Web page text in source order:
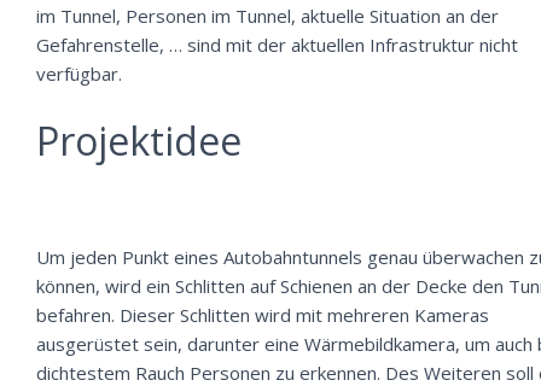
im Tunnel, Personen im Tunnel, aktuelle Situation an der
Gefahrenstelle, … sind mit der aktuellen Infrastruktur nicht
verfügbar.
Projektidee
Um jeden Punkt eines Autobahntunnels genau überwachen
können, wird ein Schlitten auf Schienen an der Decke den
befahren. Dieser Schlitten wird mit mehreren Kameras
ausgerüstet sein, darunter eine Wärmebildkamera, um auch
dichtestem Rauch Personen zu erkennen. Des Weiteren soll